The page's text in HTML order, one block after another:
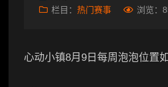
栏目： 热门赛事 浏览：
心动小镇8月9日每周泡泡位置如